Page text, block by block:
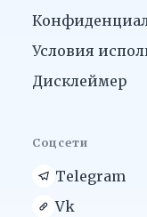
Условия
Дисклеймер
Соцсети
Telegram
Vk